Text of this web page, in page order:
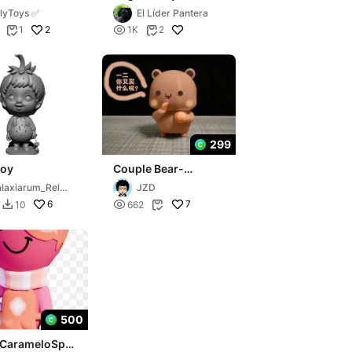
✅
1 2
El Líder Pantera
 1K  2
 10 6
299
Couple Bear-
Fruit_Orange_bubu
JZD
 662  7
500